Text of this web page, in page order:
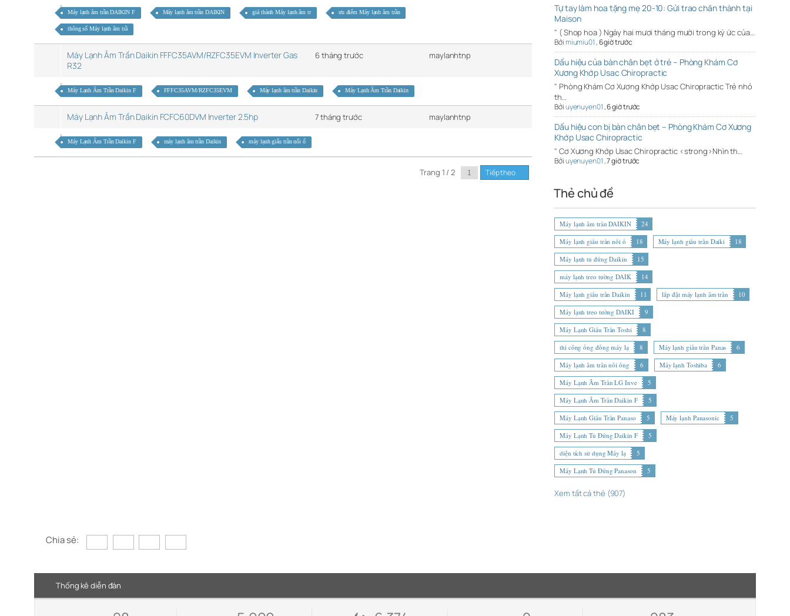
Máy lạnh âm trần DAIKIN F Máy lạnh âm trần DAIKIN giá thành Máy lạnh âm tr ưu điểm Máy lạnh âm trần
thông số Máy lạnh âm trầ
Máy Lạnh Âm Trần Daikin FFFC35AVM/RZFC35EVM Inverter Gas
R32
6 tháng trước maylanhtnp
Máy Lạnh Âm Trần Daikin F FFFC35AVM/RZFC35EVM Máy lạnh âm trần Daikin Máy Lạnh Âm Trần Daikin
Máy Lạnh Âm Trần Daikin FCFC60DVM Inverter 2.5hp 7 tháng trước maylanhtnp
Máy Lạnh Âm Trần Daikin F máy lạnh âm trần Daikin máy lạnh giấu trần nối ố
Trang 1 / 2 Tiếp theo
Tự tay làm hoa tặng mẹ 20-10: Gửi trao chân thành tại
Maison
" ( Shop hoa ) Ngày hai mươi tháng mười trong ký ức của…
Bởimiumiu01,6 giờ trước
Dấu hiệu của bàn chân bẹt ở trẻ – Phòng Khám Cơ
Xương Khớp Usac Chiropractic
" Phòng Khám Cơ Xương Khớp Usac Chiropractic Trẻ nhỏ
th…
Bởiuyenuyen01,6 giờ trước
Dấu hiệu con bị bàn chân bẹt – Phòng Khám Cơ Xương
Khớp Usac Chiropractic
" Cơ Xương Khớp Usac Chiropractic <strong>Nhìn th…
Bởiuyenuyen01,7 giờ trước
Thẻ chủ đề
Máy lạnh âm trần DAIKIN
24
Máy lạnh giấu trần nối ố
18 Máy lạnh giấu trần Daiki
18
Máy lạnh tủ đứng Daikin
15
máy lạnh treo tường DAIK
14
Máy lạnh giấu trần Daikin
11 lắp đặt máy lạnh âm trần
10
Máy lạnh treo tường DAIKI
9
Máy Lạnh Giấu Trần Toshi
8
thi công ống đồng máy lạ
8 Máy lạnh giấu trần Panas
6
Máy lạnh âm trần nối ống
6 Máy lạnh Toshiba
6
Máy Lạnh Âm Trần LG Inve
5
Máy Lạnh Âm Trần Daikin F
5
Máy Lạnh Giấu Trần Panaso
5 Máy lạnh Panasonic
5
Máy Lạnh Tủ Đứng Daikin F
5
diện tích sử dụng Máy lạ
5
Máy Lạnh Tủ Đứng Panason
5
Xem tất cả thẻ (907)
Chia sẻ:
Thống kê diễn đàn